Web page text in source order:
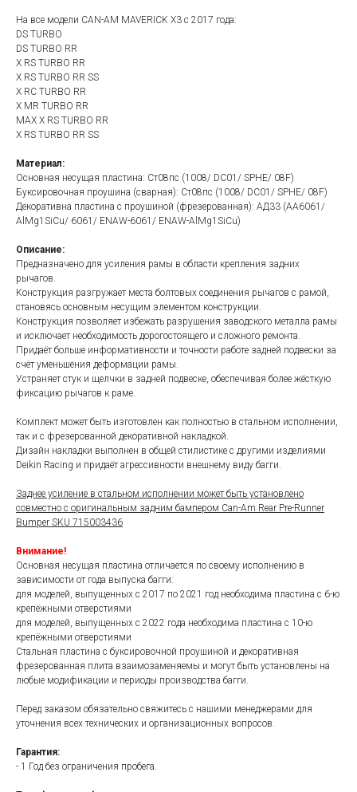
На все модели CAN-AM MAVERICK X3 с 2017 года:
DS TURBO
DS TURBO RR
X RS TURBO RR
X RS TURBO RR SS
X RC TURBO RR
X MR TURBO RR
MAX X RS TURBO RR
X RS TURBO RR SS
Материал:
Основная несущая пластина: Ст08пс (1008/ DC01/ SPHE/ 08F)
Буксировочная проушина (сварная): Ст08пс (1008/ DC01/ SPHE/ 08F)
Декоративна пластина с проушиной (фрезерованная): АД33 (AA6061/
AlMg1SiCu/ 6061/ ENAW-6061/ ENAW-AlMg1SiCu)
Описание:
Предназначено для усиления рамы в области крепления задних
рычагов.
Конструкция разгружает места болтовых соединения рычагов с рамой,
становясь основным несущим элементом конструкции.
Конструкция позволяет избежать разрушения заводского металла рамы
и исключает необходимость дорогостоящего и сложного ремонта.
Придаёт больше информативности и точности работе задней подвески за
счёт уменьшения деформации рамы.
Устраняет стук и щелчки в задней подвеске, обеспечивая более жёсткую
фиксацию рычагов к раме.
Комплект может быть изготовлен как полностью в стальном исполнении,
так и с фрезерованной декоративной накладкой.
Дизайн накладки выполнен в общей стилистике с другими изделиями
Deikin Racing и придаёт агрессивности внешнему виду багги.
Заднее усиление в стальном исполнении может быть установлено
совместно с оригинальным задним бампером Can-Am Rear Pre-Runner
Bumper SKU 715003436
Внимание!
Основная несущая пластина отличается по своему исполнению в
зависимости от года выпуска багги:
для моделей, выпущенных с 2017 по 2021 год необходима пластина с 6-ю
крепёжными отверстиями
для моделей, выпущенных с 2022 года необходима пластина с 10-ю
крепёжными отверстиями
Стальная пластина с буксировочной проушиной и декоративная
фрезерованная плита взаимозаменяемы и могут быть установлены на
любые модификации и периоды производства багги.
Перед заказом обязательно свяжитесь с нашими менеджерами для
уточнения всех технических и организационных вопросов.
Гарантия:
- 1 Год без ограничения пробега.